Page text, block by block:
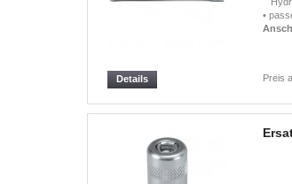
•
Preis
Details